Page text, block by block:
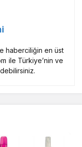
haberciliğin en üst
ile Türkiye’nin ve